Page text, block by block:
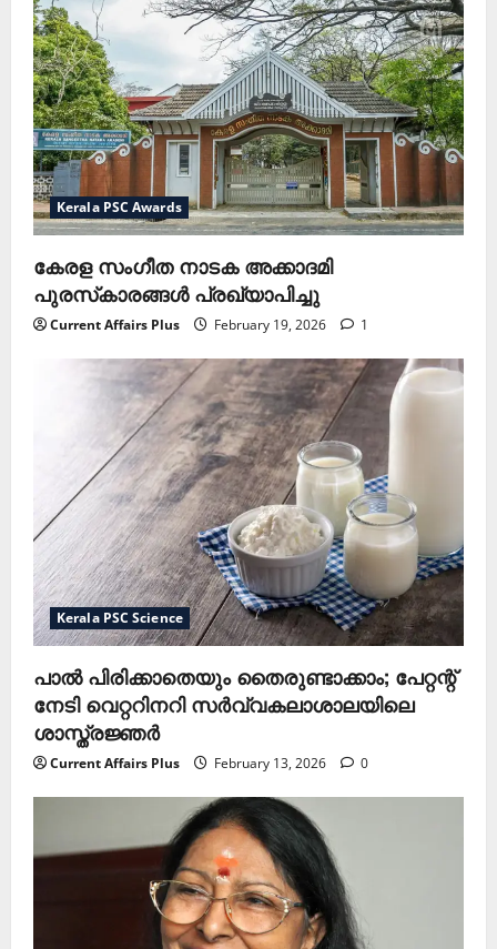
Kerala PSC Awards
കേരള സംഗീത നാടക അക്കാദമി
പുരസ്‌കാരങ്ങള്‍ പ്രഖ്യാപിച്ചു
Current Affairs Plus February 19, 2026 1
Kerala PSC Science
പാൽ പിരിക്കാതെയും തൈരുണ്ടാക്കാം; പേറ്റന്റ്
നേടി വെറ്ററിനറി സർവ്വകലാശാലയിലെ
ശാസ്ത്രജ്ഞർ
Current Affairs Plus February 13, 2026 0